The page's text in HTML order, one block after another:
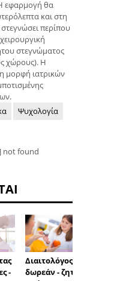
εφαρμογή θα
και στη
περίπου
στεγνώματος
χώρους). Η
μορφή ιατρικών
Ψυχολογία
not found
-
Διαιτολόγος
δωρεάν - ζητά